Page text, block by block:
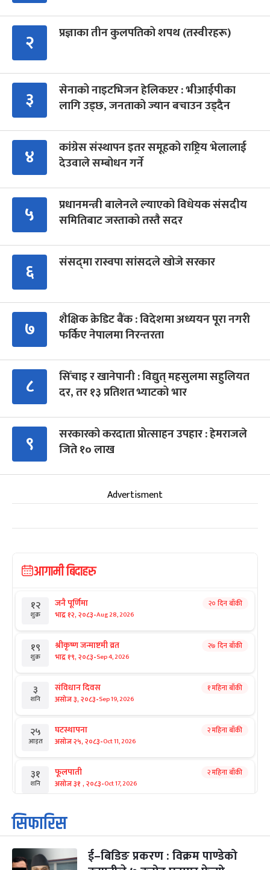
२ प्रज्ञाका तीन कुलपतिको शपथ (तस्वीरहरू)
३
सेनाको नाइटभिजन हेलिकप्टर : भीआईपीका
लागि उड्छ, जनताको ज्यान बचाउन उड्दैन
४
कांग्रेस संस्थापन इतर समूहको राष्ट्रिय भेलालाई
देउवाले सम्बोधन गर्ने
५
प्रधानमन्त्री बालेनले ल्याएको विधेयक संसदीय
समितिबाट जस्ताको तस्तै सदर
६ संसद्‍मा रास्वपा सांसदले खोजे सरकार
७
शैक्षिक क्रेडिट बैंक : विदेशमा अध्ययन पूरा नगरी
फर्किए नेपालमा निरन्तरता
८
सिँचाइ र खानेपानी : विद्युत् महसुलमा सहुलियत
दर, तर १३ प्रतिशत भ्याटको भार
९
सरकारको करदाता प्रोत्साहन उपहार : हेमराजले
जिते १० लाख
Advertisment
आगामी बिदाहरु
१२
शुक्र
जनै पूर्णिमा
भाद्र १२, २०८३-Aug 28, 2026
२० दिन बाँकी
१९
शुक्र
श्रीकृष्ण जन्माष्टमी व्रत
भाद्र १९, २०८३-Sep 4, 2026
२७ दिन बाँकी
३
शनि
संविधान दिवस
असोज ३, २०८३-Sep 19, 2026
१ महिना बाँकी
२५
आइत
घटस्थापना
असोज २५, २०८३-Oct 11, 2026
२ महिना बाँकी
३१
शनि
फूलपाती
असोज ३१ , २०८३-Oct 17, 2026
२ महिना बाँकी
१
आइत
कार्तिक सङ्क्रान्ति
कार्तिक १, २०८३
३ महानवमी २ महिना बाँकी
सिफारिस
ई–बिडिङ प्रकरण : विक्रम पाण्डेको